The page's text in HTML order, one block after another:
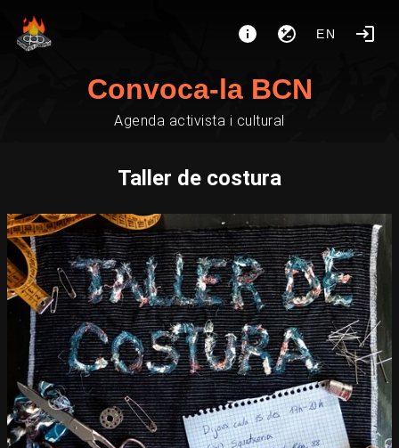
EN
Convoca-la BCN
Agenda activista i cultural
Taller de costura